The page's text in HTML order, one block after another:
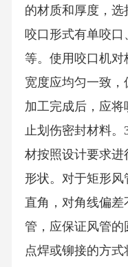
的材质和厚度，
咬口形式有单咬口
等。使用咬口机
宽度应均匀一致，
加工完成后，应
止划伤密封材料。
材按照设计要求
形状。对于矩形
直角，对角线偏差
管，应保证风管的
点焊或铆接的方